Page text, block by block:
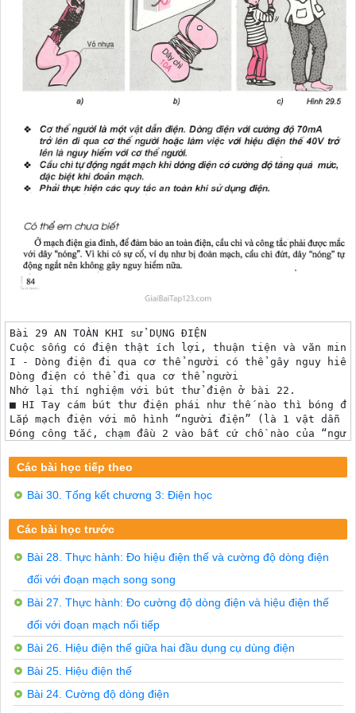
Bài 29 AN TOÀN KHI sử DỤNG ĐIỆN
Cuộc sống có điện thật ích lợi, thuận tiện và văn
I - Dòng điện đi qua cơ thể người có thể gây nguy hiểm
Dòng điện có thể đi qua cơ thể người
Nhớ lại thí nghiệm với bút thử điện ở bài 22.
■ HI Tay cám bút thư điện phái như thế nào thì bóng
Lắp mạch điện với mô hình “người điện” (là 1 vật
Đóng công tắc, chạm đầu 2 vào bất cứ chồ nào của
có thể	cơ thể người, khi người ta chạm vào
mạch điện tại	vị trí nào của cơ thể.
Giới hạn nguy hiểm đối với dòng điện đi qua cơ thể
Nhớ lại tác dụng sinh lí của dòng điện.
Tìm hiểu mức độ tác dụng và giới hạn nguy hiểm của
Hình 29.1
Dòng điện có cường độ từ 70mA trở lên đi qua cơ
Dòng điện có cường độ trên 1 OmA đi qua người làm
II - Hiện tượng đoản mạch và tác dụng của cầu chì
Hiện tượng đoản mạch (ngắn mạch)
Quan sát thí nghiệm của giáo viên với mạch
điện có sơ đồ như hình 29.2. Khi giáo viên đóng công
Giáo viên làm đoản mạch bằng cách nôi hai
đầu A,B của bóng đèn bằng một dây dẫn. Sau đó giáo
• E So sánh IỊ với I2 và nêu nhận xét: Khi bị đoản
Hãy nêu các tác hại của hiện tượng đoản mạch.
Tác dụng của cầu chì
Các bài học tiếp theo
Bài 30. Tổng kết chương 3: Điện học
Các bài học trước
Bài 28. Thực hành: Đo hiệu điện thế và cường độ dòng điện
đối với đoạn mạch song song
Bài 27. Thực hành: Đo cường độ dòng điện và hiệu điện thế
đối với đoạn mạch nối tiếp
Bài 26. Hiệu điện thế giữa hai đầu dụng cụ dùng điện
Bài 25. Hiệu điện thế
Bài 24. Cường độ dòng điện